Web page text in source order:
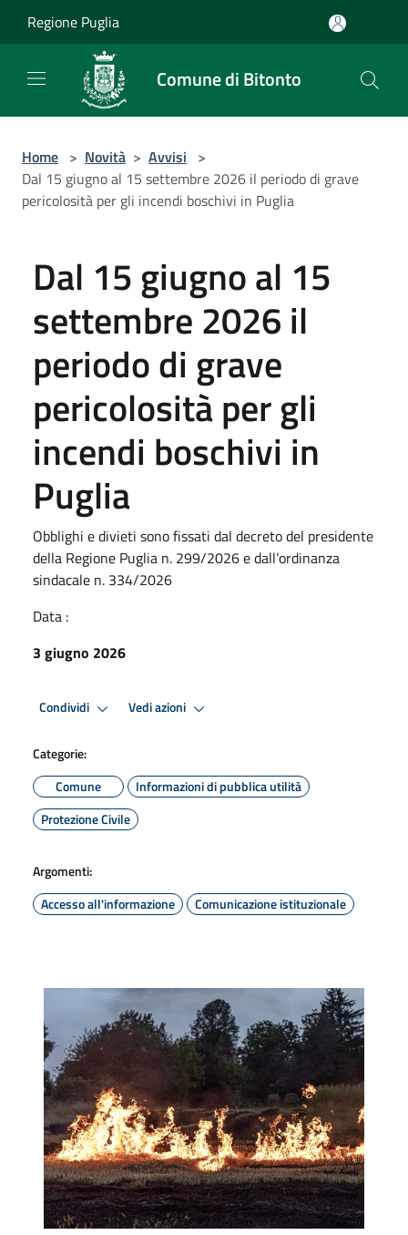
Regione Puglia
Comune di Bitonto
Home > Novità > Avvisi >
Dal 15 giugno al 15 settembre 2026 il periodo di grave
pericolosità per gli incendi boschivi in Puglia
Dal 15 giugno al 15
settembre 2026 il
periodo di grave
pericolosità per gli
incendi boschivi in
Puglia
Obblighi e divieti sono fissati dal decreto del presidente
della Regione Puglia n. 299/2026 e dall’ordinanza
sindacale n. 334/2026
Data :
3 giugno 2026
Condividi Vedi azioni
Categorie:
Comune
Informazioni di pubblica utilità
Protezione Civile
Argomenti:
Accesso all'informazione
Comunicazione istituzionale